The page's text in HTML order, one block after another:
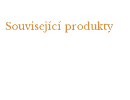
Související produkty